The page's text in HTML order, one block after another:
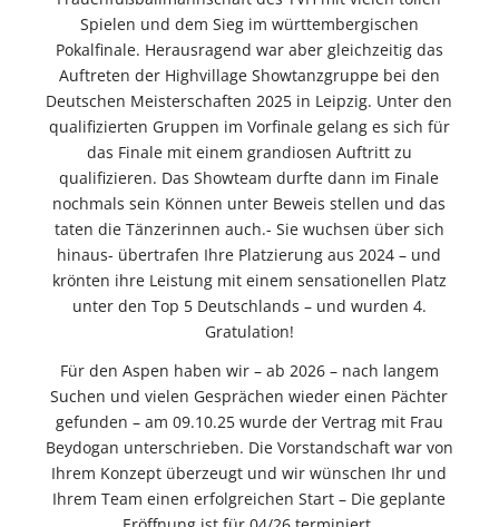
Spielen und dem Sieg im württembergischen
Pokalfinale. Herausragend war aber gleichzeitig das
Auftreten der Highvillage Showtanzgruppe bei den
Deutschen Meisterschaften 2025 in Leipzig. Unter den
qualifizierten Gruppen im Vorfinale gelang es sich für
das Finale mit einem grandiosen Auftritt zu
qualifizieren. Das Showteam durfte dann im Finale
nochmals sein Können unter Beweis stellen und das
taten die Tänzerinnen auch.- Sie wuchsen über sich
hinaus- übertrafen Ihre Platzierung aus 2024 – und
krönten ihre Leistung mit einem sensationellen Platz
unter den Top 5 Deutschlands – und wurden 4.
Gratulation!
Für den Aspen haben wir – ab 2026 – nach langem
Suchen und vielen Gesprächen wieder einen Pächter
gefunden – am 09.10.25 wurde der Vertrag mit Frau
Beydogan unterschrieben. Die Vorstandschaft war von
Ihrem Konzept überzeugt und wir wünschen Ihr und
Ihrem Team einen erfolgreichen Start – Die geplante